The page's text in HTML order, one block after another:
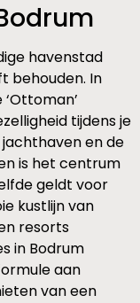
havenstad
behouden. In
tijdens je
en de
is het centrum
geldt voor
kustlijn van
resorts
in Bodrum
aan
van een